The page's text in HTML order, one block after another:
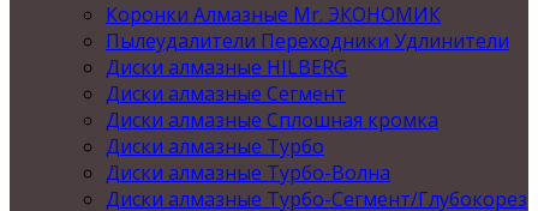
Коронки Алмазные Mr. ЭКОНОМИК
Пылеудалители Переходники Удлинители
Диски алмазные HILBERG
Диски алмазные Сегмент
Диски алмазные Сплошная кромка
Диски алмазные Турбо
Диски алмазные Турбо-Волна
Диски алмазные Турбо-Сегмент/Глубокорез